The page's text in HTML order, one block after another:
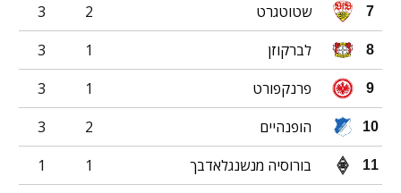
7 שטוטגרט 2
3
8 לברקוזן 1
3
9 פרנקפורט 1
3
10 הופנהיים 2
3
11 בורוסיה מנשנגלאדבך 1
1